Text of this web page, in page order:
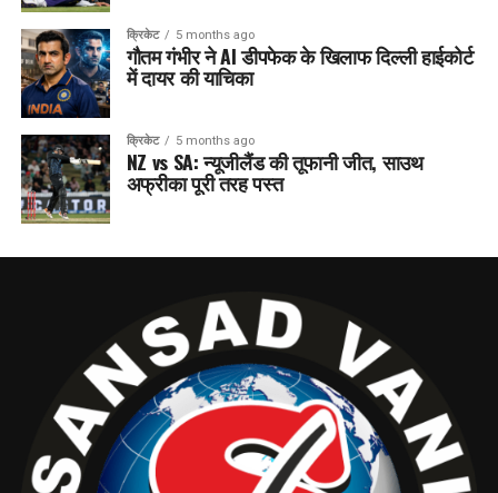
क्रिकेट 5 months ago
गौतम गंभीर ने AI डीपफेक के खिलाफ दिल्ली हाईकोर्ट
में दायर की याचिका
क्रिकेट 5 months ago
NZ vs SA: न्यूजीलैंड की तूफानी जीत, साउथ
अफ्रीका पूरी तरह पस्त